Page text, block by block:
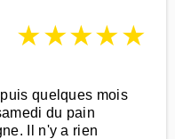
★★★★★
quelques mois
du pain
Il n'y a rien